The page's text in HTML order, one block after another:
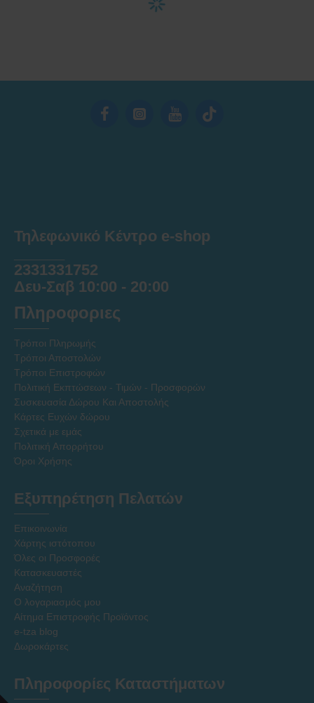
Τηλεφωνικό Κέντρο e-shop
2331331752
Δευ-Σαβ 10:00 - 20:00
Πληροφοριες
Τρόποι Πληρωμής
Τρόποι Αποστολών
Τρόποι Επιστροφών
Πολιτική Εκπτώσεων - Τιμών - Προσφορών
Συσκευασία Δώρου Και Αποστολής
Κάρτες Ευχών δώρου
Σχετικά με εμάς
Πολιτική Απορρήτου
Όροι Χρήσης
Εξυπηρέτηση Πελατών
Επικοινωνία
Χάρτης ιστότοπου
Όλες οι Προσφορές
Κατασκευαστές
Αναζήτηση
Ο λογαριασμός μου
Αίτημα Επιστροφής Προϊόντος
e-tza blog
Δωροκάρτες
Πληροφορίες Καταστήματων